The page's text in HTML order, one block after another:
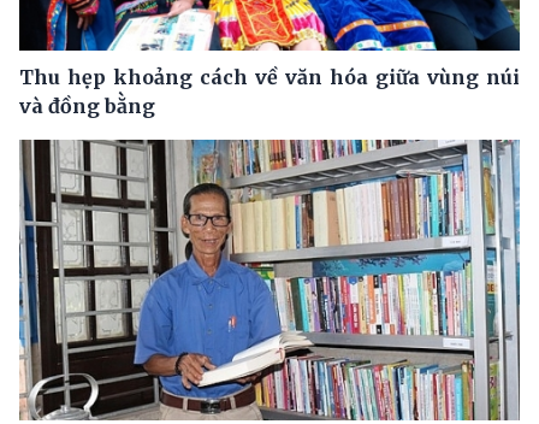
Thu hẹp khoảng cách về văn hóa giữa vùng núi
và đồng bằng